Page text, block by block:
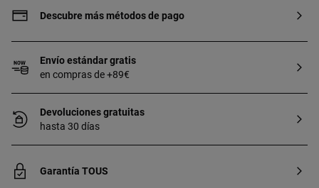
Descubre más métodos de pago
Envío estándar gratis
en compras de +89€
Devoluciones gratuitas
hasta 30 días
Garantía TOUS